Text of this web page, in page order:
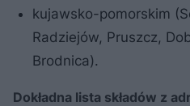
kujawsko-pomorskim
Radziejów, Pruszcz,
Brodnica).
Dokładna lista składów z